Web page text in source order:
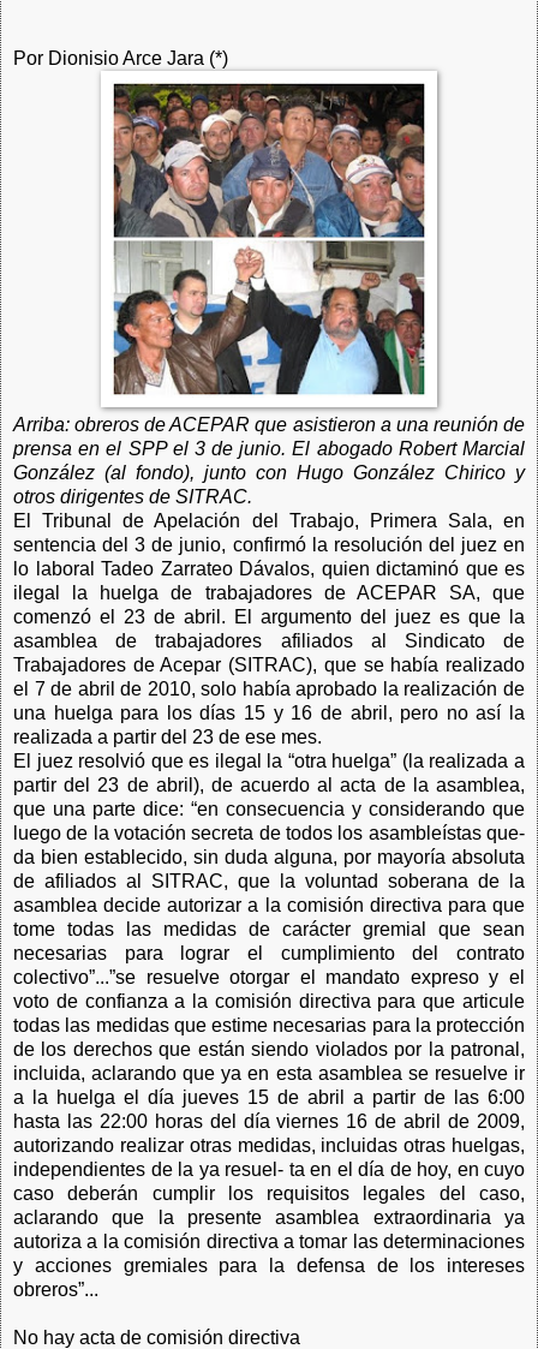
Por Dionisio Arce Jara (*)
Arriba: obreros de ACEPAR que asistieron a una reunión de
prensa en el SPP el 3 de junio. El abogado Robert Marcial
González (al fondo), junto con Hugo González Chirico y
otros dirigentes de SITRAC.
El Tribunal de Apelación del Trabajo, Primera Sala, en
sentencia del 3 de junio, confirmó la resolución del juez en
lo laboral Tadeo Zarrateo Dávalos, quien dictaminó que es
ilegal la huelga de trabajadores de ACEPAR SA, que
comenzó el 23 de abril. El argumento del juez es que la
asamblea de trabajadores afiliados al Sindicato de
Trabajadores de Acepar (SITRAC), que se había realizado
el 7 de abril de 2010, solo había aprobado la realización de
una huelga para los días 15 y 16 de abril, pero no así la
realizada a partir del 23 de ese mes.
El juez resolvió que es ilegal la “otra huelga” (la realizada a
partir del 23 de abril), de acuerdo al acta de la asamblea,
que una parte dice: “en consecuencia y considerando que
luego de la votación secreta de todos los asambleístas que-
da bien establecido, sin duda alguna, por mayoría absoluta
de afiliados al SITRAC, que la voluntad soberana de la
asamblea decide autorizar a la comisión directiva para que
tome todas las medidas de carácter gremial que sean
necesarias para lograr el cumplimiento del contrato
colectivo”...”se resuelve otorgar el mandato expreso y el
voto de confianza a la comisión directiva para que articule
todas las medidas que estime necesarias para la protección
de los derechos que están siendo violados por la patronal,
incluida, aclarando que ya en esta asamblea se resuelve ir
a la huelga el día jueves 15 de abril a partir de las 6:00
hasta las 22:00 horas del día viernes 16 de abril de 2009,
autorizando realizar otras medidas, incluidas otras huelgas,
independientes de la ya resuel- ta en el día de hoy, en cuyo
caso deberán cumplir los requisitos legales del caso,
aclarando que la presente asamblea extraordinaria ya
autoriza a la comisión directiva a tomar las determinaciones
y acciones gremiales para la defensa de los intereses
obreros”...
No hay acta de comisión directiva